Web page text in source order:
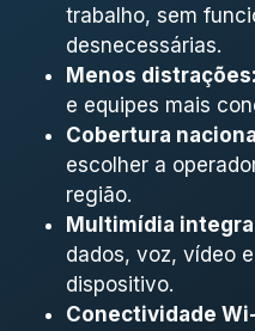
trabalho, sem
desnecessárias.
Menos distrações:
e equipes mais
Cobertura
escolher a
região.
Multimídia
dados, voz, vídeo
dispositivo.
Conectividade